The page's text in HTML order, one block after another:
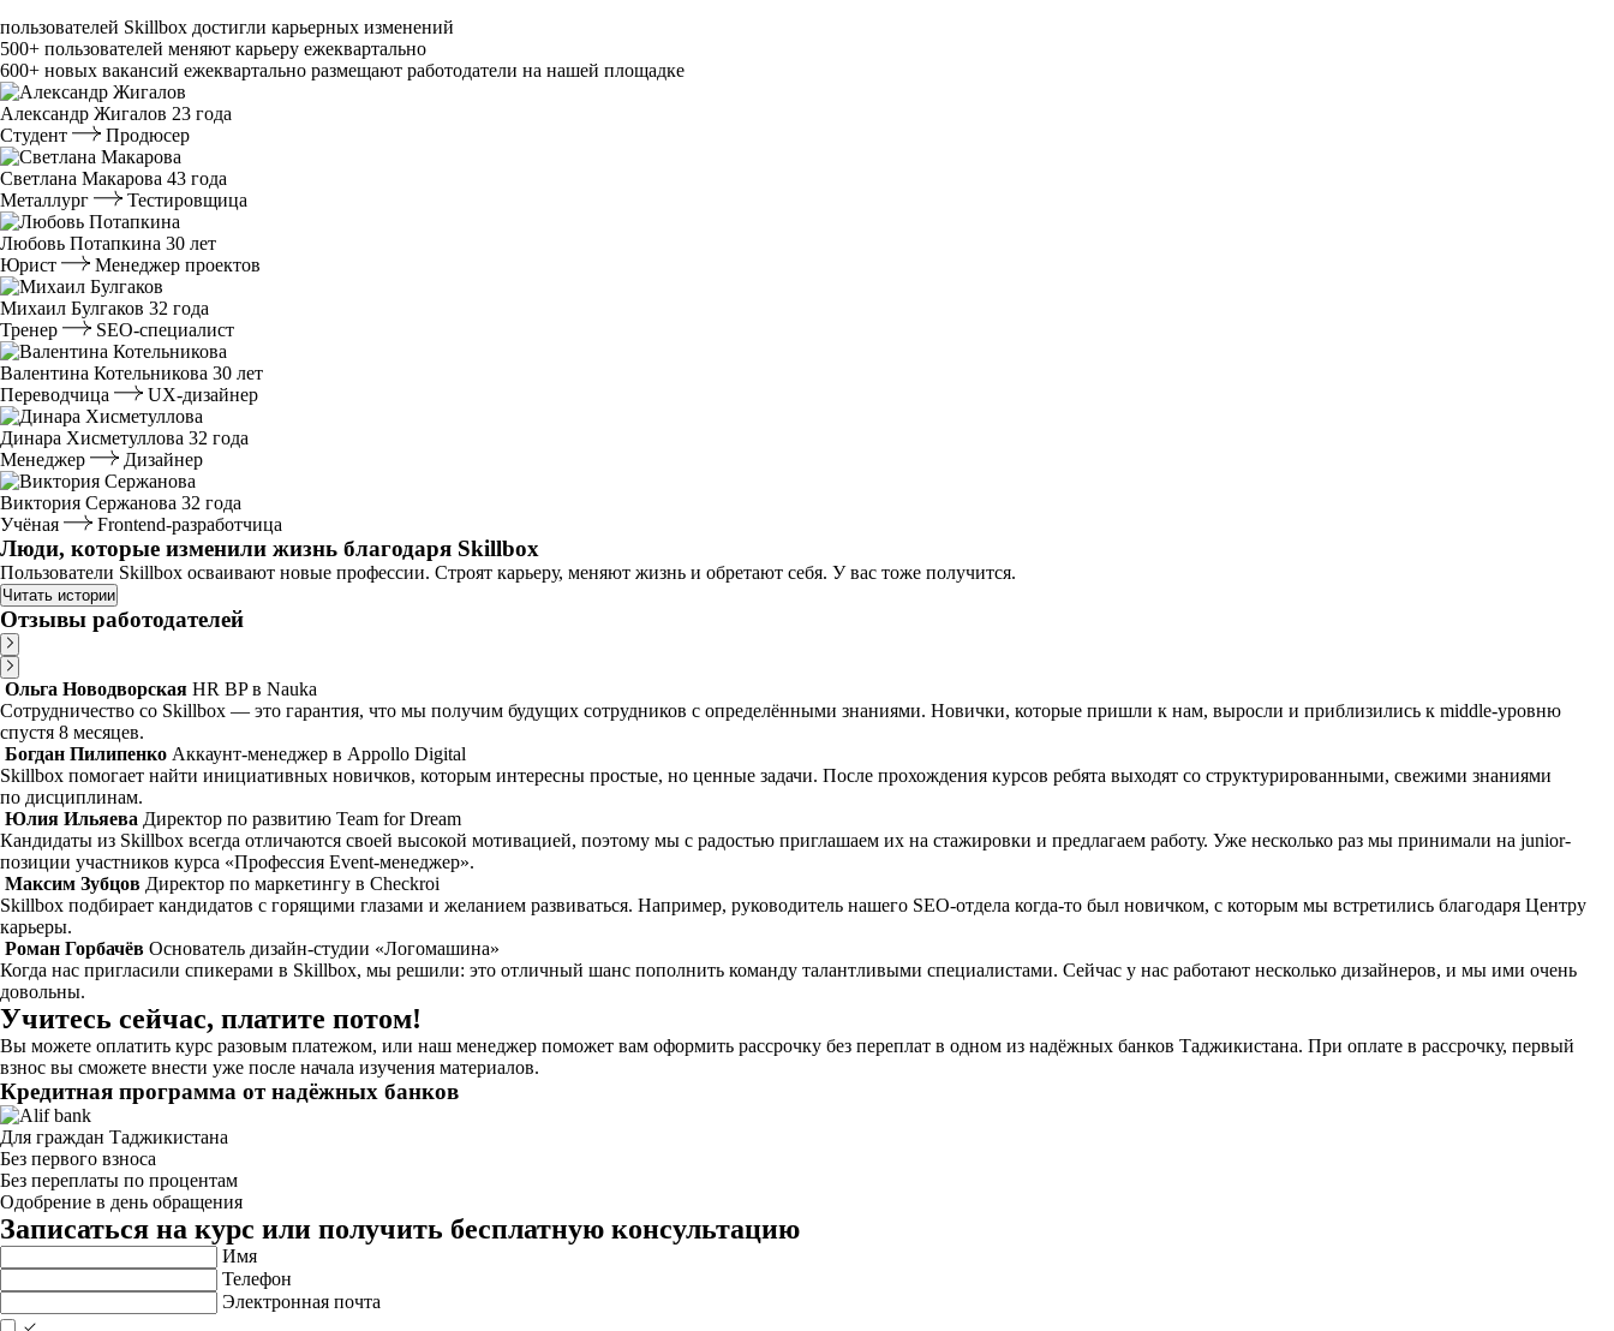
пользователей Skillbox достигли карьерных изменений
500⁠+ пользователей меняют карьеру ежеквартально
600⁠+ новых вакансий ежеквартально размещают работодатели на нашей площадке
Александр Жигалов 23 года
Студент
Продюсер
Светлана Макарова 43 года
Металлург
Тестировщица
Любовь Потапкина 30 лет
Юрист
Менеджер проектов
Михаил Булгаков 32 года
Тренер
SEO-специалист
Валентина Котельникова 30 лет
Переводчица
UX-дизайнер
Динара Хисметуллова 32 года
Менеджер
Дизайнер
Виктория Сержанова 32 года
Учёная
Frontend-разработчица
Люди, которые изменили жизнь благодаря Skillbox
Пользователи Skillbox осваивают новые профессии. Строят карьеру, меняют жизнь и обретают себя. У вас тоже получится.
Читать истории
Отзывы работодателей
Ольга Новодворская HR BP в Nauka
Сотрудничество со Skillbox — это гарантия, что мы получим будущих сотрудников с определёнными знаниями. Новички, которые пришли к нам, выросли и приблизились к middle-уровню
спустя 8 месяцев.
Богдан Пилипенко Аккаунт-менеджер в Appollo Digital
Skillbox помогает найти инициативных новичков, которым интересны простые, но ценные задачи. После прохождения курсов ребята выходят со структурированными, свежими знаниями
по дисциплинам.
Юлия Ильяева Директор по развитию Team for Dream
Кандидаты из Skillbox всегда отличаются своей высокой мотивацией, поэтому мы с радостью приглашаем их на стажировки и предлагаем работу. Уже несколько раз мы принимали на junior-
позиции участников курса «Профессия Event-менеджер».
Максим Зубцов Директор по маркетингу в Checkroi
Skillbox подбирает кандидатов с горящими глазами и желанием развиваться. Например, руководитель нашего SEO-отдела когда-то был новичком, с которым мы встретились благодаря Центру
карьеры.
Роман Горбачёв Основатель дизайн-студии «Логомашина»
Когда нас пригласили спикерами в Skillbox, мы решили: это отличный шанс пополнить команду талантливыми специалистами. Сейчас у нас работают несколько дизайнеров, и мы ими очень
довольны.
Учитесь сейчас, платите потом!
Вы можете оплатить курс разовым платежом, или наш менеджер поможет вам оформить рассрочку без переплат в одном из надёжных банков Таджикистана. При оплате в рассрочку, первый
взнос вы сможете внести уже после начала изучения материалов.
Кредитная программа от надёжных банков
Для граждан Таджикистана
Без первого взноса
Без переплаты по процентам
Одобрение в день обращения
Записаться на курс или получить бесплатную консультацию
Имя
Телефон
Электронная почта